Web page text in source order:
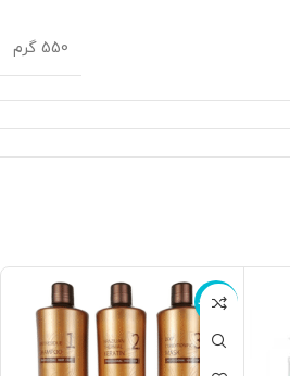
550 گرم
ناموجود